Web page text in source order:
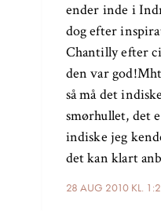
28 AUG 2010 KL.
ender inde i
dog efter
Chantilly efter
den var
så må det
smørhullet, det
indiske jeg
det kan klart